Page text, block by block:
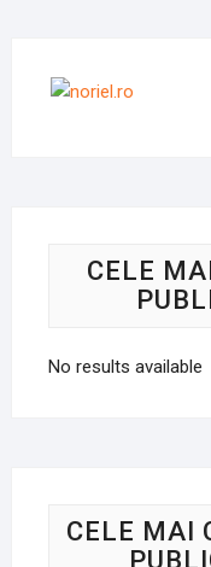
CELE
No results available
CELE MAI